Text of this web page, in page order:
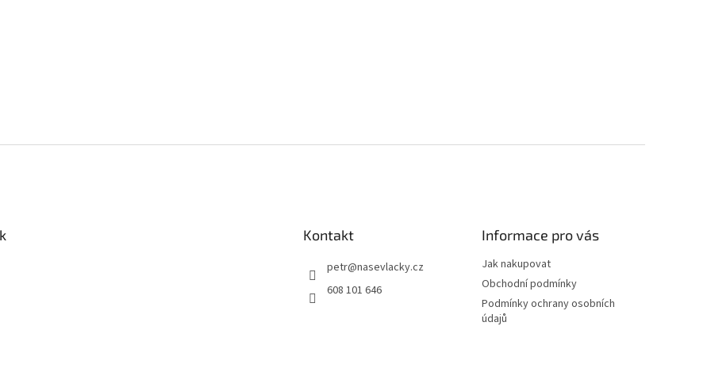
Kontakt
petr@nasevlacky.cz
608 101 646
Informace pro vás
Jak nakupovat
Obchodní podmínky
Podmínky ochrany osobních
údajů